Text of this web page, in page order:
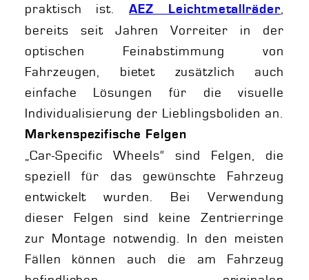
praktisch ist.AEZ Leichtmetallräder,
bereits seit Jahren Vorreiter in der
optischen Feinabstimmung von
Fahrzeugen, bietet zusätzlich auch
einfache Lösungen für die visuelle
Individualisierung der Lieblingsboliden an.
Markenspezifische Felgen
„Car-Specific Wheels“ sind Felgen, die
speziell für das gewünschte Fahrzeug
entwickelt wurden. Bei Verwendung
dieser Felgen sind keine Zentrierringe
zur Montage notwendig. In den meisten
Fällen können auch die am Fahrzeug